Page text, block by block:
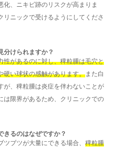
化、ニキビ跡のリスクが高まりま
ニックで受けるようにしてくださ
分けられますか？
性があるのに対し、稗粒腫は毛穴と
硬い球状の感触があります。 また白
が、稗粒腫は炎症を伴わないことが
は限界があるため、クリニックでの
きるのはなぜですか？
ブツが大量にできる場合、 稗粒腫